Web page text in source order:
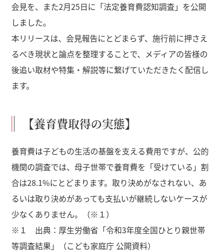
会見を、また2月25日に「法定養育費認知調査」を公開
しました。
本リリースは、会見報告にとどまらず、施行前に押さえ
るべき現状と論点を整理することで、メディアの皆様の
後追い取材や特集・解説等に繋げていただきたく配信し
ます。
【養育費取得の実態】
養育費は子どもの生活の基盤を支える費用ですが、公的
機関の調査では、母子世帯で養育費を「受けている」割
合は28.1%にとどまります。取り決めがなされない、あ
るいは取り決めがあっても支払いが継続しないケースが
少なくありません。（※１）
※１ 出典：厚生労働省「令和3年度全国ひとり親世帯
等調査結果」（こども家庭庁 公開資料）